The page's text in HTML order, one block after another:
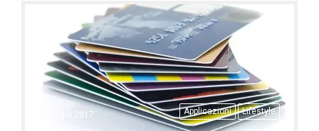
Applicazioni Lifestyle
4 Maggio 2017